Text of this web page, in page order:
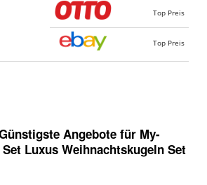
Top Preis
Top Preis
Angebote für My-
Luxus Weihnachtskugeln Set